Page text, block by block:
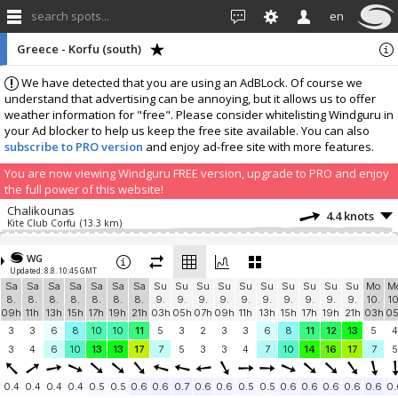
search spots... en
We have detected that you are using an AdBLock. Of course we
understand that advertising can be annoying, but it allows us to offer
weather information for "free". Please consider whitelisting Windguru in
your Ad blocker to help us keep the free site available. You can also
subscribe to PRO version and enjoy ad-free site with more features.
You are now viewing Windguru FREE version, upgrade to PRO and enjoy
the full power of this website!
Greece - Korfu (south)
Chalikounas
Kite Club Corfu (13.3 km) 4.4 knots
WG
Updated: 8.8. 10:45 GMT
Sa
8.
09h
Sa
8.
11h
Sa
8.
13h
Sa
8.
15h
Sa
8.
17h
Sa
8.
19h
Sa
8.
21h
Su
9.
03h
Su
9.
05h
Su
9.
07h
Su
9.
09h
Su
9.
11h
Su
9.
13h
Su
9.
15h
Su
9.
17h
Su
9.
19h
Su
9.
21h
Mo
10.
03h
3
3 6 8 10 10 11 5 3 2 3 3 6 8 11 12 13 5
4
3
4 6 10 13 13 17 7 5 3 3 4 7 10 14 16 17 7 5
0.4 0.4 0.4 0.4 0.5 0.5 0.6 0.6 0.7 0.6 0.6 0.5 0.5 0.6 0.6 0.6 0.6 0.6